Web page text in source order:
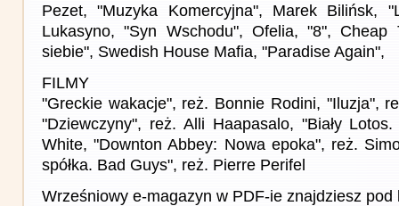
Pezet, "Muzyka Komercyjna", Marek Bilińsk,
Lukasyno, "Syn Wschodu", Ofelia, "8", Cheap
siebie", Swedish House Mafia, "Paradise Again",
FILMY
"Greckie wakacje", reż. Bonnie Rodini, "Iluzja",
"Dziewczyny", reż. Alli Haapasalo, "Biały
White, "Downton Abbey: Nowa epoka", reż.
spółka. Bad Guys", reż. Pierre Perifel
Wrześniowy e-magazyn w PDF-ie znajdziesz pod